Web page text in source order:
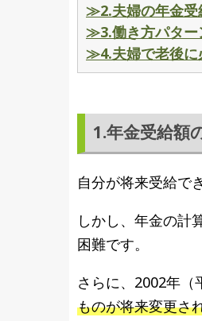
≫2.夫婦の年金受
≫3.働き方パター
≫4.夫婦で老後に
1.年金受給額
自分が将来受給で
しかし、年金の計
困難です。
さらに、2002年（
ものが将来変更さ